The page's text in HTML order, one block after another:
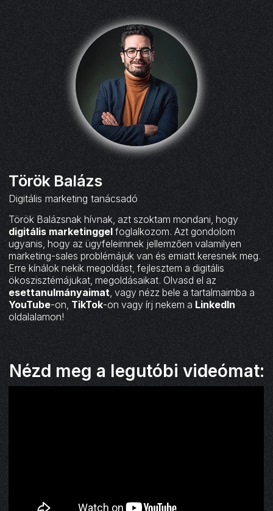
Török Balázs
Digitális marketing tanácsadó
Török Balázsnak hívnak, azt szoktam mondani, hogy
digitális marketinggel foglalkozom. Azt gondolom
ugyanis, hogy az ügyfeleimnek jellemzően valamilyen
marketing-sales problémájuk van és emiatt keresnek meg.
Erre kínálok nekik megoldást, fejlesztem a digitális
ökoszisztémájukat, megoldásaikat. Olvasd el az
esettanulmányaimat, vagy nézz bele a tartalmaimba a
YouTube-on, TikTok-on vagy írj nekem a LinkedIn
oldalalamon!
Nézd meg a legutóbi videómat: